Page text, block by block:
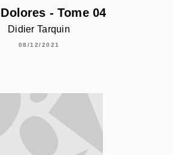
Dolores - Tome 04
Didier Tarquin
08/12/2021